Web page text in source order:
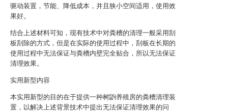
驱动装置，节能、降低成本，并且狭小空间适用，使用效
果好。
结合上述材料可知，现有技术中对粪槽的清理一般采用刮
板刮除的方式，但是在实际的使用过程中，刮板在长期的
使用过程中无法保证与粪槽内壁完全贴合，所以无法保证
清理效果。
实用新型内容
本实用新型的目的在于提供一种树鼩养殖房的粪槽清理装
置，以解决上述背景技术中提出无法保证清理效果的问